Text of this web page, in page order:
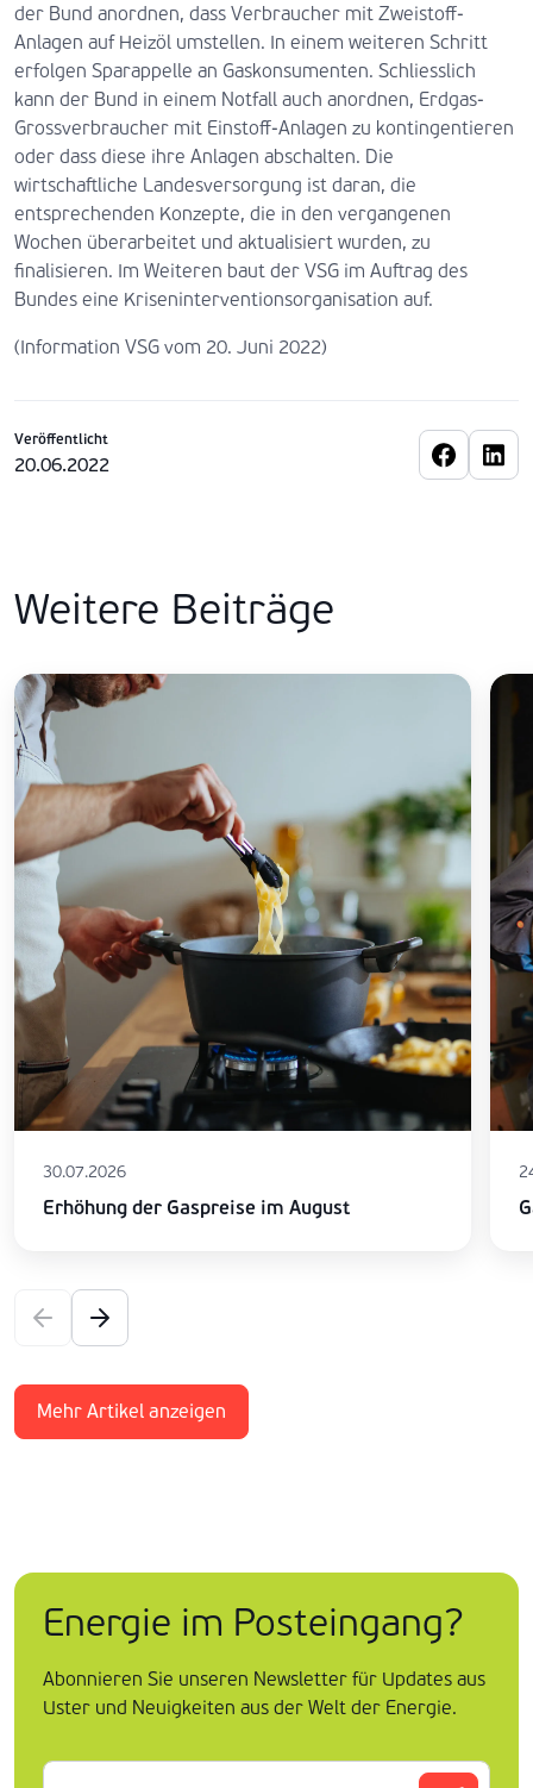
der Bund anordnen, dass Verbraucher mit Zweistoff-
Anlagen auf Heizöl umstellen. In einem weiteren Schritt
erfolgen Sparappelle an Gaskonsumenten. Schliesslich
kann der Bund in einem Notfall auch anordnen, Erdgas-
Grossverbraucher mit Einstoff-Anlagen zu kontingentieren
oder dass diese ihre Anlagen abschalten. Die
wirtschaftliche Landesversorgung ist daran, die
entsprechenden Konzepte, die in den vergangenen
Wochen überarbeitet und aktualisiert wurden, zu
finalisieren. Im Weiteren baut der VSG im Auftrag des
Bundes eine Kriseninterventionsorganisation auf.
(Information VSG vom 20. Juni 2022)
Veröffentlicht
20.06.2022
Weitere Beiträge
30.07.2026
Erhöhung der Gaspreise im August
Mehr Artikel anzeigen
Energie im Posteingang?
Abonnieren Sie unseren Newsletter für Updates aus
Uster und Neuigkeiten aus der Welt der Energie.